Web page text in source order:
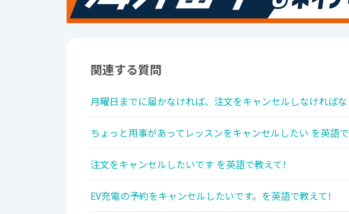
関連する質問
月曜日までに届かなければ、注文をキャンセルしなければ
ちょっと用事があってレッスンをキャンセルしたい を英語
注文をキャンセルしたいです を英語で教えて!
EV充電の予約をキャンセルしたいです。を英語で教えて!